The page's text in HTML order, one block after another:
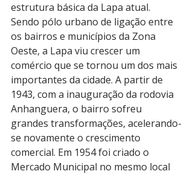
estrutura básica da Lapa atual.
Sendo pólo urbano de ligação entre
os bairros e municípios da Zona
Oeste, a Lapa viu crescer um
comércio que se tornou um dos mais
importantes da cidade. A partir de
1943, com a inauguração da rodovia
Anhanguera, o bairro sofreu
grandes transformações, acelerando-
se novamente o crescimento
comercial. Em 1954 foi criado o
Mercado Municipal no mesmo local